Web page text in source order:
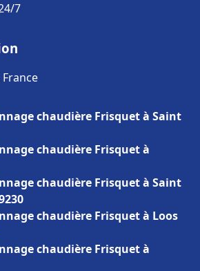
7
chaudière Frisquet à Saint
chaudière Frisquet à
chaudière Frisquet à Saint
chaudière Frisquet à Loos
chaudière Frisquet à